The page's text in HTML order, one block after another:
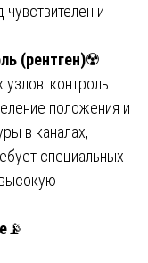
и
(рентген)☢️
контроль
положения и
в каналах,
специальных
📡